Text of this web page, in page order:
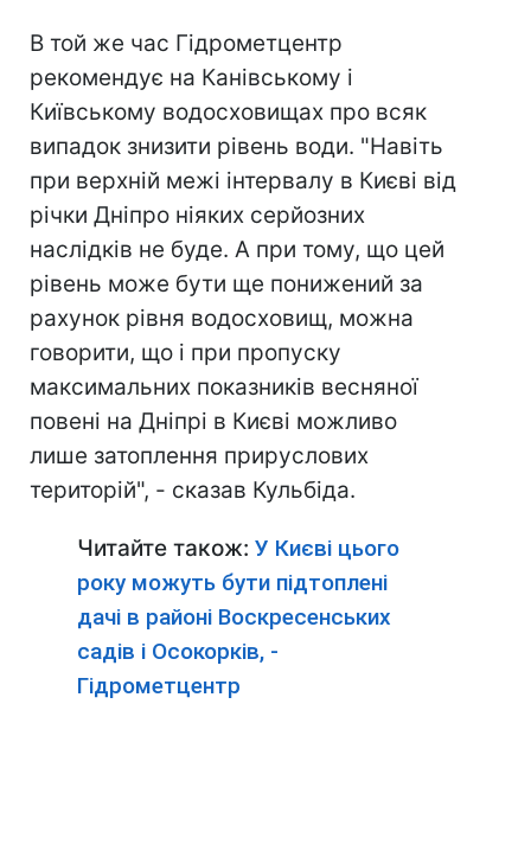
В той же час Гідрометцентр
рекомендує на Канівському і
Київському водосховищах про всяк
випадок знизити рівень води. "Навіть
при верхній межі інтервалу в Києві від
річки Дніпро ніяких серйозних
наслідків не буде. А при тому, що цей
рівень може бути ще понижений за
рахунок рівня водосховищ, можна
говорити, що і при пропуску
максимальних показників весняної
повені на Дніпрі в Києві можливо
лише затоплення прируслових
територій", - сказав Кульбіда.
Читайте також: У Києві цього
року можуть бути підтоплені
дачі в районі Воскресенських
садів і Осокорків, -
Гідрометцентр